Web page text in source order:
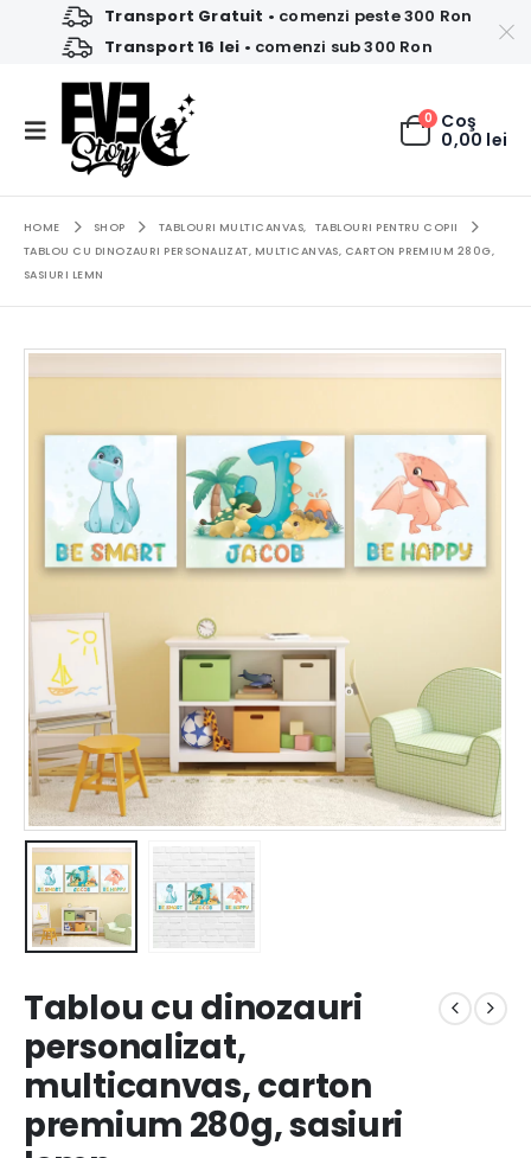
Transport Gratuit • comenzi peste 300 Ron
Transport 16 lei • comenzi sub 300 Ron
0 Coş
0,00 lei
HOME SHOP TABLOURI MULTICANVAS,
TABLOURI PENTRU COPII
TABLOU CU DINOZAURI PERSONALIZAT, MULTICANVAS, CARTON PREMIUM 280G,
SASIURI LEMN
Tablou cu dinozauri
personalizat,
multicanvas, carton
premium 280g, sasiuri